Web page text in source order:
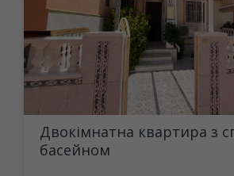
Двокімнатна квартира з
басейном